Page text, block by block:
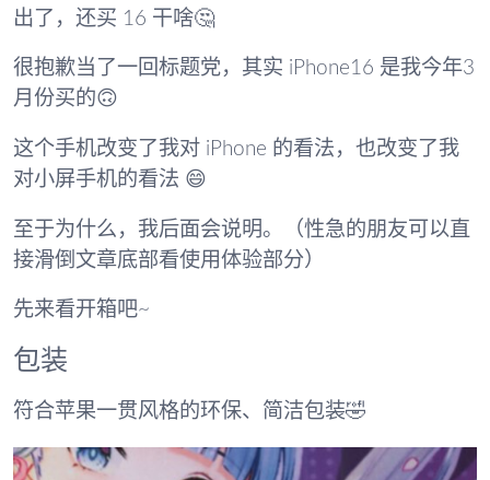
出了，还买 16 干啥🤔
很抱歉当了一回标题党，其实 iPhone16 是我今年3
月份买的🙃
这个手机改变了我对 iPhone 的看法，也改变了我
对小屏手机的看法 😄
至于为什么，我后面会说明。（性急的朋友可以直
接滑倒文章底部看使用体验部分）
先来看开箱吧~
包装
符合苹果一贯风格的环保、简洁包装🤣